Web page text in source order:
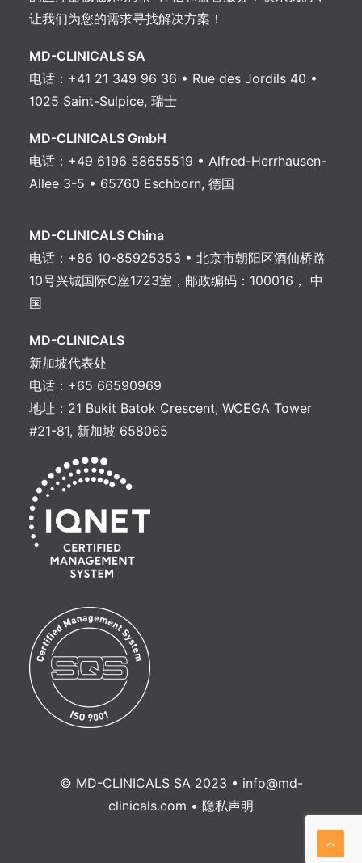
让我们为您的需求寻找解决方案！
MD-CLINICALS SA
电话：+41 21 349 96 36 • Rue des Jordils 40 •
1025 Saint-Sulpice, 瑞士
MD-CLINICALS GmbH
电话：+49 6196 58655519 • Alfred-Herrhausen-
Allee 3-5 • 65760 Eschborn, 德国
MD-CLINICALS China
电话：+86 10-85925353 • 北京市朝阳区酒仙桥路
10号兴城国际C座1723室，邮政编码：100016， 中
国
MD-CLINICALS
新加坡代表处
电话：+65 66590969
地址：21 Bukit Batok Crescent, WCEGA Tower
#21-81, 新加坡 658065
© MD-CLINICALS SA 2023 • info@md-
clinicals.com • 隐私声明